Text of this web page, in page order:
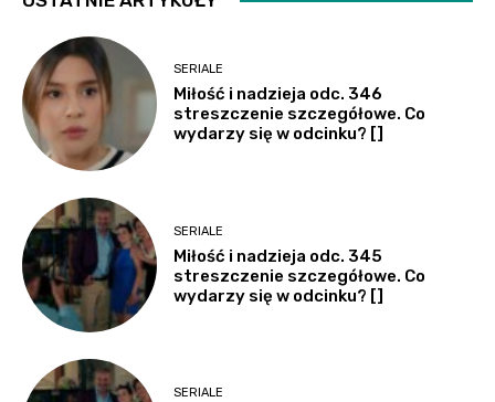
SERIALE
Miłość i nadzieja odc. 346
streszczenie szczegółowe. Co
wydarzy się w odcinku? []
SERIALE
Miłość i nadzieja odc. 345
streszczenie szczegółowe. Co
wydarzy się w odcinku? []
SERIALE